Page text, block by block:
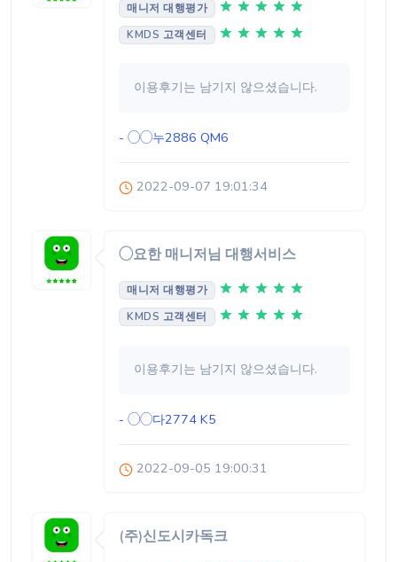
매니저 대행평가
KMDS 고객센터
이용후기는 남기지 않으셨습니다.
- ◯◯누2886 QM6
2022-09-07 19:01:34
◯요한 매니저님 대행서비스
매니저 대행평가
KMDS 고객센터
이용후기는 남기지 않으셨습니다.
- ◯◯다2774 K5
2022-09-05 19:00:31
(주)신도시카독크